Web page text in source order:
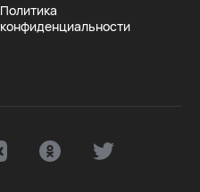
Политика
конфиденциальности